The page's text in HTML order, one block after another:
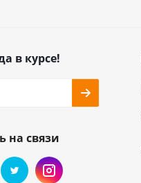
в курсе!
на связи